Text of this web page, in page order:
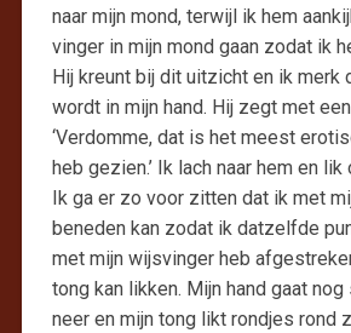
naar mijn mond, terwijl ik hem
vinger in mijn mond gaan zodat ik
Hij kreunt bij dit uitzicht en ik merk
wordt in mijn hand. Hij zegt met
‘Verdomme, dat is het meest
heb gezien.’ Ik lach naar hem en
Ik ga er zo voor zitten dat ik met
beneden kan zodat ik datzelfde
met mijn wijsvinger heb
tong kan likken. Mijn hand gaat
neer en mijn tong likt rondjes rond